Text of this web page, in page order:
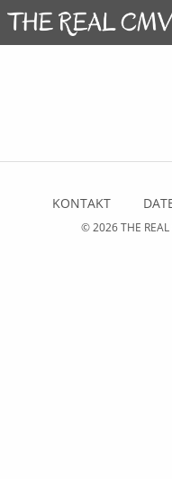
KONTAKT
© 2026THE